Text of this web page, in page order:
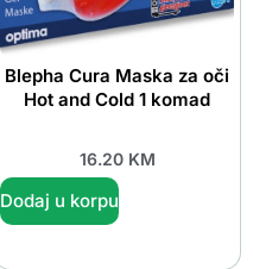
Blepha Cura Maska za oči
Hot and Cold 1 komad
16.20 KM
Dodaj u korpu